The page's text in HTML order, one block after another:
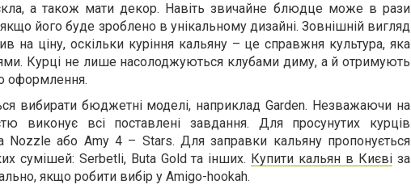
а також мати декор. Навіть звичайне блюдце може в рази
його буде зроблено в унікальному дизайні. Зовнішній вигляд
ціну, оскільки куріння кальяну – це справжня культура, яка
Курці не лише насолоджуються клубами диму, а й отримують
оформлення.
вибирати бюджетні моделі, наприклад Garden. Незважаючи на
виконує всі поставлені завдання. Для просунутих курців
Nоzzle або Аmy 4 – Stars. Для заправки кальяну пропонується
сумішей: Serbetli, Buta Gold та інших. Купити кальян в Києві за
якщо робити вибір у Аmigo-hookah.